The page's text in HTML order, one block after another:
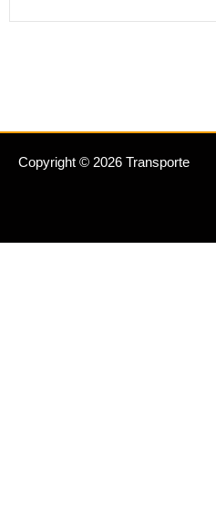
Copyright © 2026 Transporte